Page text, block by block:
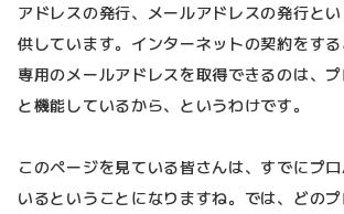
アドレスの発行、メールアドレスの発行と
供しています。インターネットの契約をす
専用のメールアドレスを取得できるのは、
と機能しているから、というわけです。
このページを見ている皆さんは、すでにプ
いるということになりますね。では、どの